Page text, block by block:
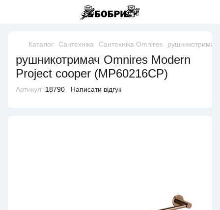
Каталог Сантехніка Сантехніка Omnires
рушникотримач Omnires Modern
Project cooper (MP60216CP)
Артикул: 18790 Написати відгук